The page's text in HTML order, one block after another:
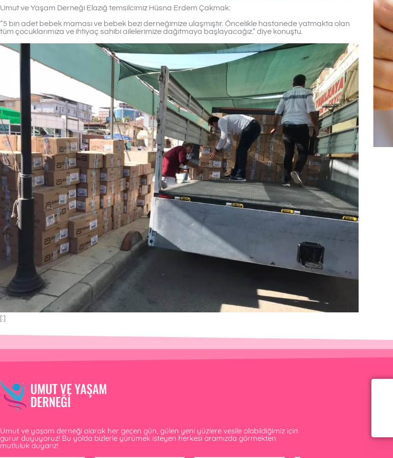
Umut ve Yaşam Derneği Elazığ temsilcimiz Hüsna Erdem Çakmak:
”5 bin adet bebek maması ve bebek bezi derneğimize ulaşmıştır. Öncelikle hastanede yatmakta olan
tüm çocuklarımıza ve ihtiyaç sahibi ailelerimize dağıtmaya başlayacağız.” diye konuştu.
[:]
Umut ve yaşam derneği olarak her geçen gün, gülen yeni yüzlere vesile olabildiğimiz için
gurur duyuyoruz! Bu yolda bizlerle yürümek isteyen herkesi aramızda görmekten
mutluluk duyarız!